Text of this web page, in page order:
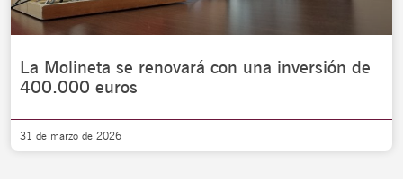
La Molineta se renovará con una inversión de
400.000 euros
31 de marzo de 2026